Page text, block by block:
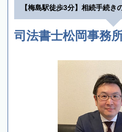
【梅島駅徒歩3分】相続手続き
司法書士松岡事務